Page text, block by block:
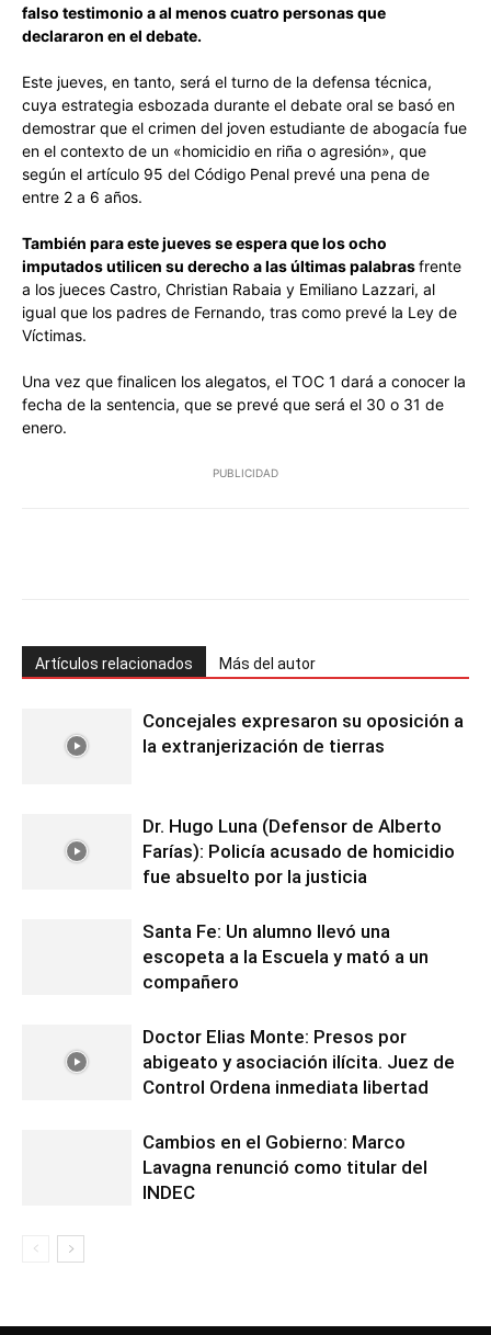
falso testimonio a al menos cuatro personas que
declararon en el debate.
Este jueves, en tanto, será el turno de la defensa técnica,
cuya estrategia esbozada durante el debate oral se basó en
demostrar que el crimen del joven estudiante de abogacía fue
en el contexto de un «homicidio en riña o agresión», que
según el artículo 95 del Código Penal prevé una pena de
entre 2 a 6 años.
También para este jueves se espera que los ocho
imputados utilicen su derecho a las últimas palabrasfrente
a los jueces Castro, Christian Rabaia y Emiliano Lazzari, al
igual que los padres de Fernando, tras como prevé la Ley de
Víctimas.
Una vez que finalicen los alegatos, el TOC 1 dará a conocer la
fecha de la sentencia, que se prevé que será el 30 o 31 de
enero.
PUBLICIDAD
Artículos relacionados Más del autor
Concejales expresaron su oposición a
la extranjerización de tierras
Dr. Hugo Luna (Defensor de Alberto
Farías): Policía acusado de homicidio
fue absuelto por la justicia
Santa Fe: Un alumno llevó una
escopeta a la Escuela y mató a un
compañero
Doctor Elias Monte: Presos por
abigeato y asociación ilícita. Juez de
Control Ordena inmediata libertad
Cambios en el Gobierno: Marco
Lavagna renunció como titular del
INDEC